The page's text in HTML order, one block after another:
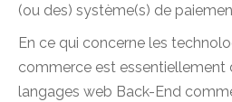
(ou des) système(s) de
En ce qui concerne les
commerce est essentiellement
langages web Back-End